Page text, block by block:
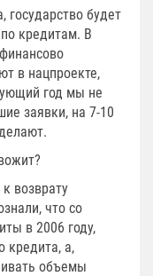
государство будет
кредитам. В
в нацпроекте,
год мы не
заявки, на 7-10
возврату
что со
в 2006 году,
кредита, а,
объемы